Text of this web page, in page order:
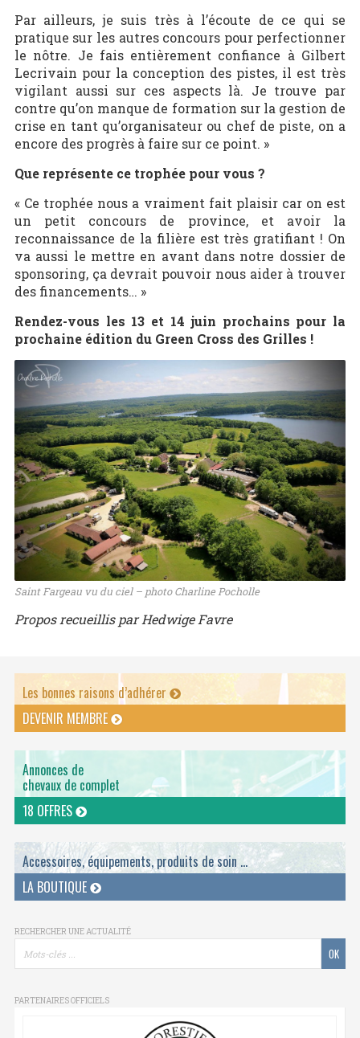
Par ailleurs, je suis très à l’écoute de ce qui se
pratique sur les autres concours pour perfectionner
le nôtre. Je fais entièrement confiance à Gilbert
Lecrivain pour la conception des pistes, il est très
vigilant aussi sur ces aspects là. Je trouve par
contre qu’on manque de formation sur la gestion de
crise en tant qu’organisateur ou chef de piste, on a
encore des progrès à faire sur ce point. »
Que représente ce trophée pour vous ?
« Ce trophée nous a vraiment fait plaisir car on est
un petit concours de province, et avoir la
reconnaissance de la filière est très gratifiant ! On
va aussi le mettre en avant dans notre dossier de
sponsoring, ça devrait pouvoir nous aider à trouver
des financements… »
Rendez-vous les 13 et 14 juin prochains pour la
prochaine édition du Green Cross des Grilles !
Saint Fargeau vu du ciel – photo Charline Pocholle
Propos recueillis par Hedwige Favre
Les bonnes raisons d’adhérer
DEVENIR MEMBRE
Annonces de
chevaux de complet
18 OFFRES
Accessoires, équipements, produits de soin ...
LA BOUTIQUE
RECHERCHER UNE ACTUALITÉ
PARTENAIRES OFFICIELS